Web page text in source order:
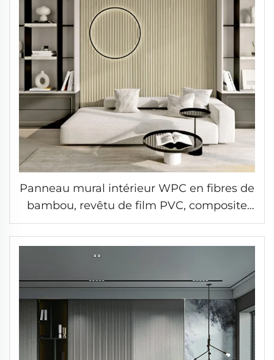
Panneau mural intérieur WPC en fibres de
bambou, revêtu de film PVC, composite
pour bardage mural, panneau mural
cannelé